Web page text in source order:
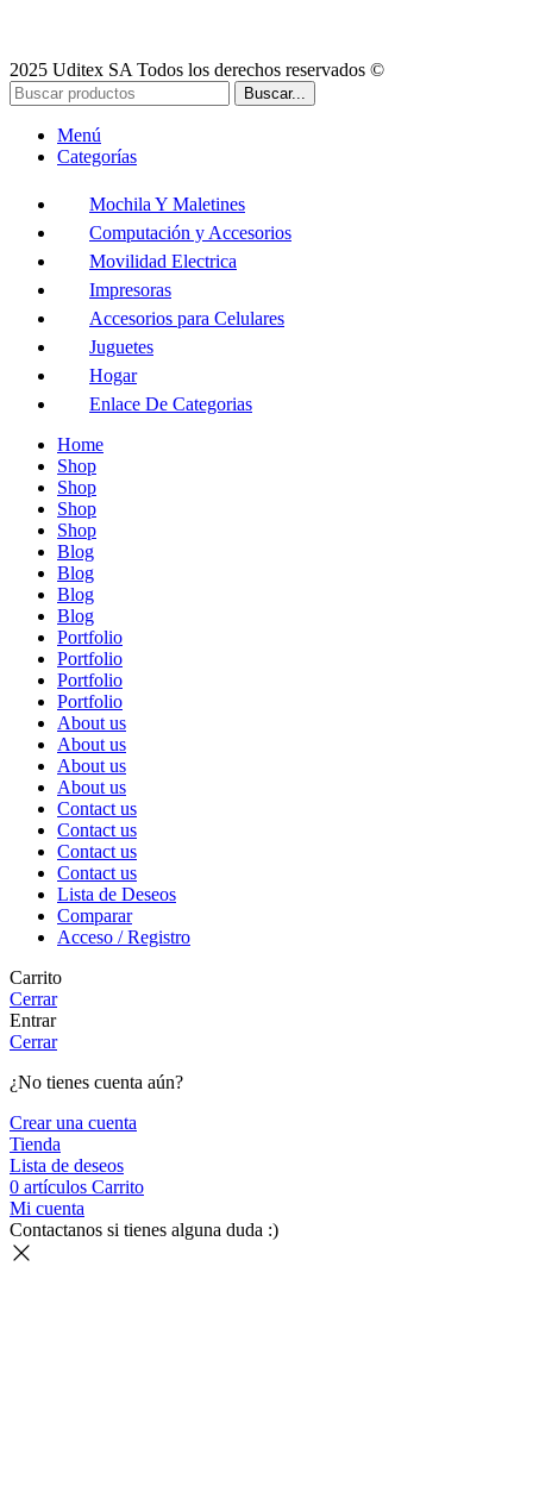
2025 Uditex SA Todos los derechos reservados ©
Buscar...
Menú
Categorías
Mochila Y Maletines
Computación y Accesorios
Movilidad Electrica
Impresoras
Accesorios para Celulares
Juguetes
Hogar
Enlace De Categorias
Home
Shop
Shop
Shop
Shop
Blog
Blog
Blog
Blog
Portfolio
Portfolio
Portfolio
Portfolio
About us
About us
About us
About us
Contact us
Contact us
Contact us
Contact us
Lista de Deseos
Comparar
Acceso / Registro
Carrito
Cerrar
Entrar
Cerrar
¿No tienes cuenta aún?
Crear una cuenta
Tienda
Lista de deseos
0 artículos Carrito
Mi cuenta
Contactanos si tienes alguna duda :)